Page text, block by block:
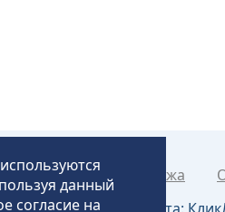
товаров Рапродажа
данный
согласие на